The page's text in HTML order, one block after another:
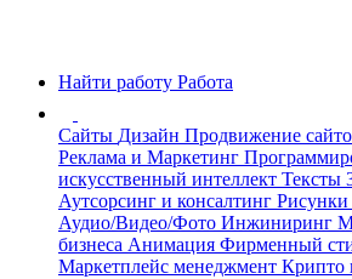
Найти работу Работа
Сайты Дизайн Продвижение
Реклама и Маркетинг
искусственный интеллект Тексты
Аутсорсинг и консалтинг
Аудио/Видео/Фото Инжиниринг
бизнеса Анимация Фирменный
Маркетплейс менеджмент Крипто